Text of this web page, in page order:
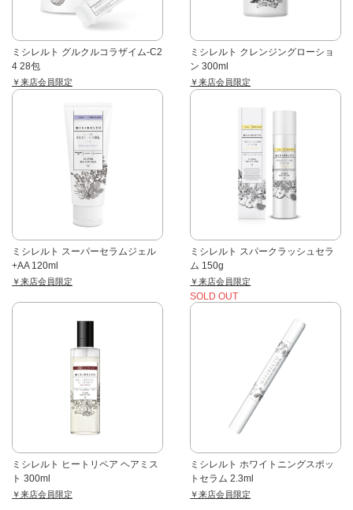
ミシレルト グルクルコラザイム-C2
4 28包
￥来店会員限定
ミシレルト クレンジングローショ
ン 300ml
￥来店会員限定
ミシレルト スーパーセラムジェル
+AA 120ml
￥来店会員限定
ミシレルト スパークラッシュセラ
ム 150g
￥来店会員限定
SOLD OUT
ミシレルト ヒートリペア ヘアミス
ト 300ml
￥来店会員限定
ミシレルト ホワイトニングスポッ
トセラム 2.3ml
￥来店会員限定